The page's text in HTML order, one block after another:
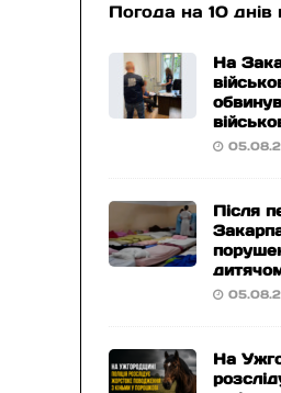
Погода на 10 днів
На
Після
На